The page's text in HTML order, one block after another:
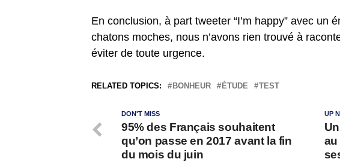
En conclusion, à part tweeter “I’m happy” avec un
chatons moches, nous n’avons rien trouvé à
éviter de toute urgence.
RELATED TOPICS: BONHEUR ÉTUDE TEST
UP
au
DON'T MISS
95% des Français souhaitent
qu’on passe en 2017 avant la fin
du mois du juin